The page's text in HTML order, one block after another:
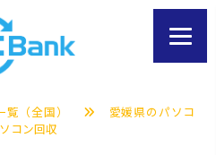
（全国）
愛媛県のパソコ
コン回収